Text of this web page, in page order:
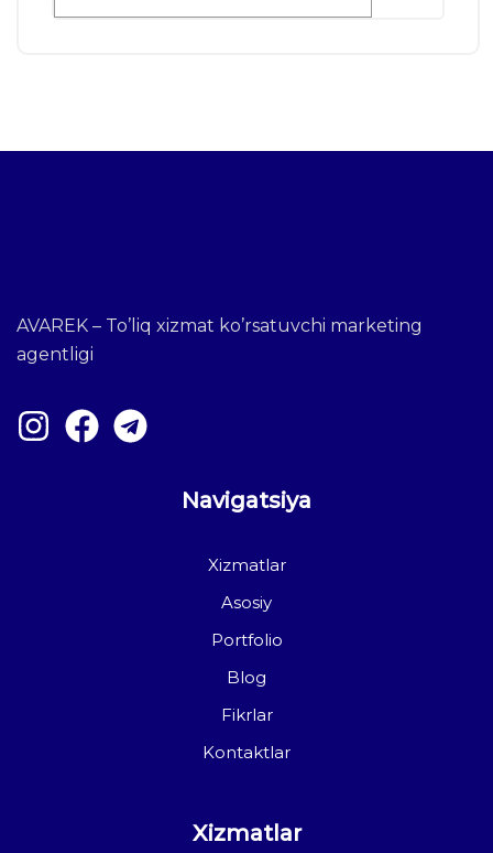
AVAREK – To’liq xizmat ko’rsatuvchi marketing
agentligi
Navigatsiya
Xizmatlar
Asosiy
Portfolio
Blog
Fikrlar
Kontaktlar
Xizmatlar